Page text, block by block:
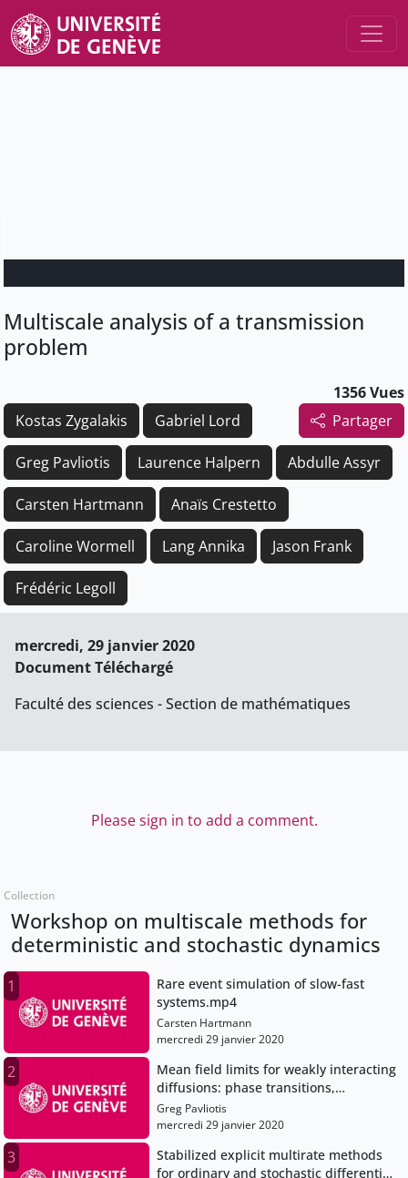
Multiscale analysis of a transmission
problem
1356 Vues
Partager
Kostas Zygalakis Gabriel Lord
Greg Pavliotis Laurence Halpern Abdulle Assyr
Carsten Hartmann Anaïs Crestetto
Caroline Wormell Lang Annika Jason Frank
Frédéric Legoll
mercredi, 29 janvier 2020
Document Téléchargé
Faculté des sciences - Section de mathématiques
Please sign in to add a comment.
Collection
Workshop on multiscale methods for
deterministic and stochastic dynamics
1
Rare event simulation of slow-fast
systems.mp4
Carsten Hartmann
mercredi 29 janvier 2020
2
Mean field limits for weakly interacting
diffusions: phase transitions,
multiscale analysis and fluctuations
Greg Pavliotis
mercredi 29 janvier 2020
3
Stabilized explicit multirate methods
for ordinary and stochastic differential